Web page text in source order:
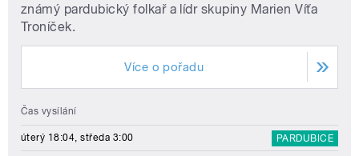
známý pardubický folkař a lídr skupiny Marien Víťa
Troníček.
Více o pořadu
Čas vysílání
úterý 18:04, středa 3:00 PARDUBICE